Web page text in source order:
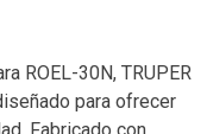
ROEL-30N, TRUPER
para ofrecer